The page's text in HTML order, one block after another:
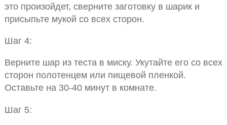
это произойдет, сверните заготовку в шарик и
присыпьте мукой со всех сторон.
Шаг 4:
Верните шар из теста в миску. Укутайте его со всех
сторон полотенцем или пищевой пленкой.
Оставьте на 30-40 минут в комнате.
Шаг 5: